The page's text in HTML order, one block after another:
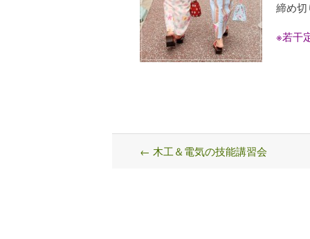
締め切
※若干
Post
← 木工＆電気の技能講習会